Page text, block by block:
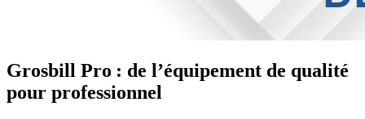
Grosbill Pro : de l’équipement de qualité
pour professionnel